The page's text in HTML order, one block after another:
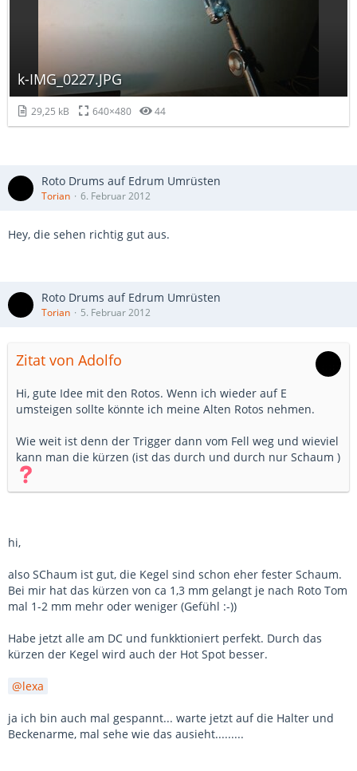
k-IMG_0227.JPG
29,25 kB 640×480 44
Roto Drums auf Edrum Umrüsten
Torian 6. Februar 2012
Hey, die sehen richtig gut aus.
Roto Drums auf Edrum Umrüsten
Torian 5. Februar 2012
Zitat von Adolfo
Hi, gute Idee mit den Rotos. Wenn ich wieder auf E
umsteigen sollte könnte ich meine Alten Rotos nehmen.
Wie weit ist denn der Trigger dann vom Fell weg und wieviel
kann man die kürzen (ist das durch und durch nur Schaum )
hi,
also SChaum ist gut, die Kegel sind schon eher fester Schaum.
Bei mir hat das kürzen von ca 1,3 mm gelangt je nach Roto Tom
mal 1-2 mm mehr oder weniger (Gefühl :-))
Habe jetzt alle am DC und funkktioniert perfekt. Durch das
kürzen der Kegel wird auch der Hot Spot besser.
lexa
ja ich bin auch mal gespannt... warte jetzt auf die Halter und
Beckenarme, mal sehe wie das ausieht.........